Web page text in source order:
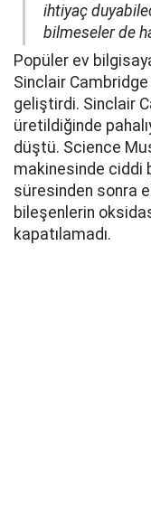
ihtiyaç
bilmeseler de
Popüler ev
Sinclair Cambridge
geliştirdi. Sinclair
üretildiğinde
düştü. Science
makinesinde ciddi
süresinden sonra
bileşenlerin
kapatılamadı.